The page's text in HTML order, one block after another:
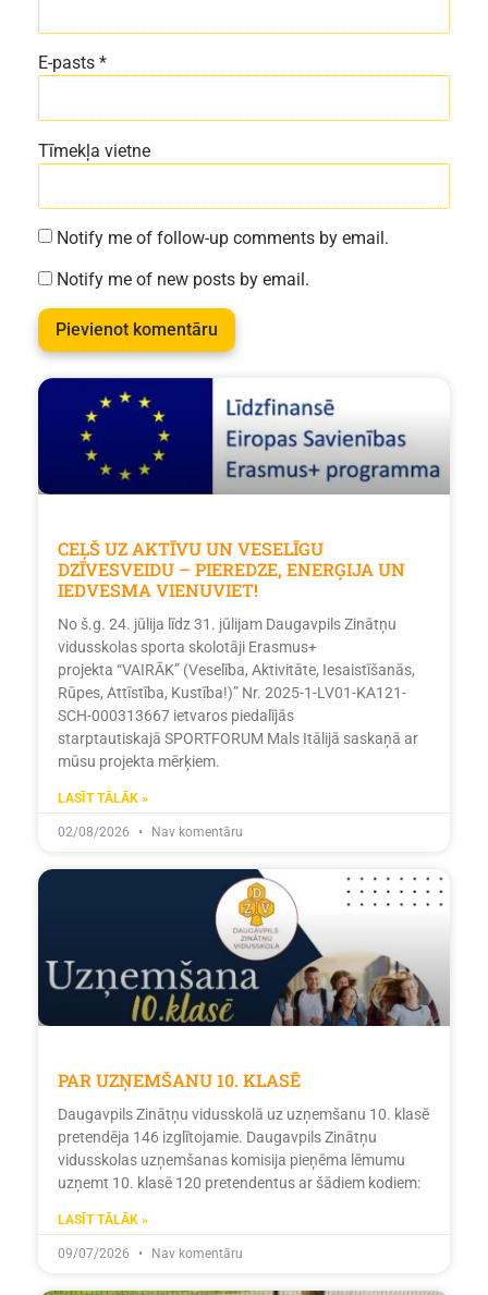
E-pasts *
Tīmekļa vietne
Notify me of follow-up comments by email.
Notify me of new posts by email.
CEĻŠ UZ AKTĪVU UN VESELĪGU
DZĪVESVEIDU – PIEREDZE, ENERĢIJA UN
IEDVESMA VIENUVIET!
No š.g. 24. jūlija līdz 31. jūlijam Daugavpils Zinātņu
vidusskolas sporta skolotāji Erasmus+
projekta “VAIRĀK” (Veselība, Aktivitāte, Iesaistīšanās,
Rūpes, Attīstība, Kustība!)” Nr. 2025-1-LV01-KA121-
SCH-000313667 ietvaros piedalījās
starptautiskajā SPORTFORUM Mals Itālijā saskaņā ar
mūsu projekta mērķiem.
LASĪT TĀLĀK »
02/08/2026 Nav komentāru
PAR UZŅEMŠANU 10. KLASĒ
Daugavpils Zinātņu vidusskolā uz uzņemšanu 10. klasē
pretendēja 146 izglītojamie. Daugavpils Zinātņu
vidusskolas uzņemšanas komisija pieņēma lēmumu
uzņemt 10. klasē 120 pretendentus ar šādiem kodiem:
LASĪT TĀLĀK »
09/07/2026 Nav komentāru